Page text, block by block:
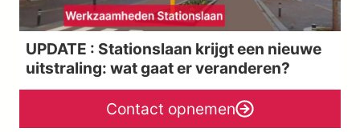
UPDATE : Stationslaan krijgt een nieuwe
uitstraling: wat gaat er veranderen?
Contact opnemen